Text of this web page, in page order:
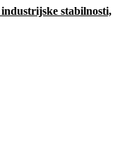
stabilnosti,